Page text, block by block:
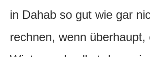
in Dahab so gut wie gar
rechnen, wenn überhaupt,